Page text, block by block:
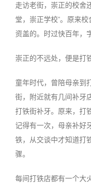
走访老街，崇正的校舍
堂，崇正学校”。原来
资盖的。时过快百年，
崇正的不远处，便是打
童年时代，曾陪母亲到
街，附近就有几间补牙
打铁街补牙。原来，打
记得有一次，母亲补好
铁，从交谈中才知道打
骤。
每间打铁店都有一个大